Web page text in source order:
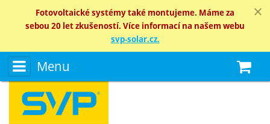
Fotovoltaické systémy také montujeme. Máme za
sebou 20 let zkušeností. Více informací na našem webu
svp-solar.cz.
Menu